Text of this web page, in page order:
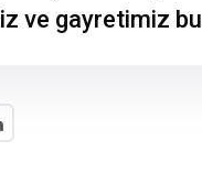
ve gayretimiz